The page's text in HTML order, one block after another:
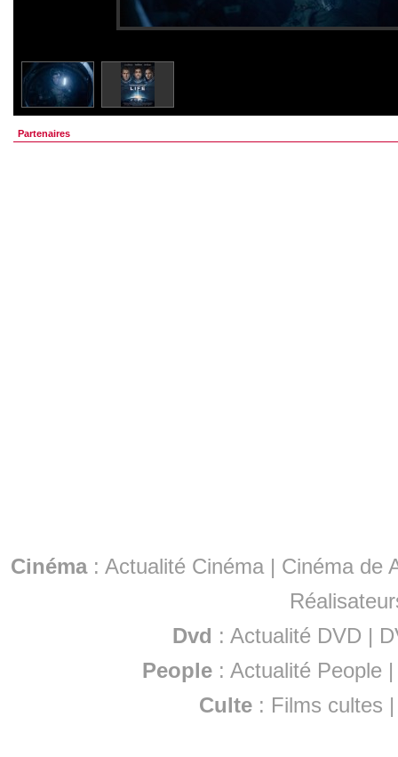
Partenaires
Cinéma: Actualité Cinéma | Cinéma de
Dvd : Actualité DVD |
People :Actualité People
Culte : Films cultes